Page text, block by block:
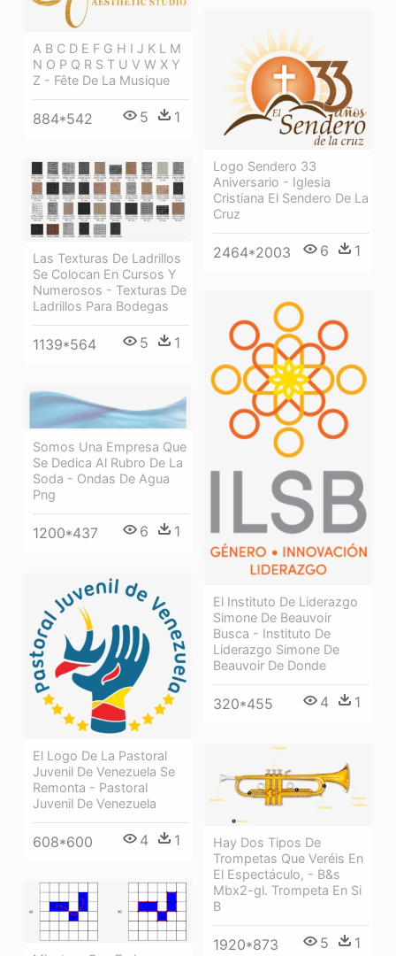
A B C D E F G H I J K L M
N O P Q R S T U V W X Y
Z - Fête De La Musique
884*542 5 1
Logo Sendero 33
Aniversario - Iglesia
Cristiana El Sendero De La
Cruz
2464*2003 6 1
Las Texturas De Ladrillos
Se Colocan En Cursos Y
Numerosos - Texturas De
Ladrillos Para Bodegas
1139*564 5 1
El Instituto De Liderazgo
Simone De Beauvoir
Busca - Instituto De
Liderazgo Simone De
Beauvoir De Donde
320*455 4 1
Somos Una Empresa Que
Se Dedica Al Rubro De La
Soda - Ondas De Agua
Png
1200*437 6 1
El Logo De La Pastoral
Juvenil De Venezuela Se
Remonta - Pastoral
Juvenil De Venezuela
608*600 4 1
Hay Dos Tipos De
Trompetas Que Veréis En
El Espectáculo, - B&s
Mbx2-gl. Trompeta En Si
B
1920*873 5 1